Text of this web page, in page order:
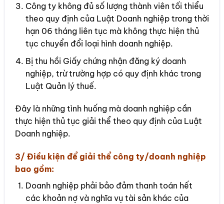
Công ty không đủ số lượng thành viên tối thiểu
theo quy định của Luật Doanh nghiệp trong thời
hạn 06 tháng liên tục mà không thực hiện thủ
tục chuyển đổi loại hình doanh nghiệp.
Bị thu hồi Giấy chứng nhận đăng ký doanh
nghiệp, trừ trường hợp có quy định khác trong
Luật Quản lý thuế.
Đây là những tình huống mà doanh nghiệp cần
thực hiện thủ tục giải thể theo quy định của Luật
Doanh nghiệp.
3/ Điều kiện để giải thể công ty/doanh nghiệp
bao gồm:
Doanh nghiệp phải bảo đảm thanh toán hết
các khoản nợ và nghĩa vụ tài sản khác của